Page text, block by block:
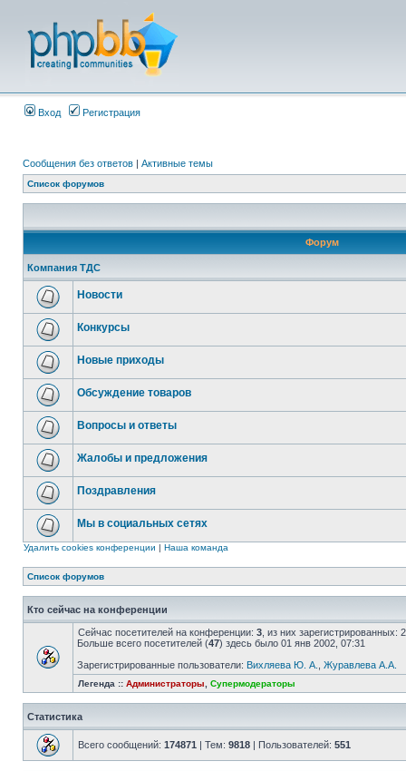
Вход Регистрация
Сообщения без ответов | Активные темы
Список форумов
Форум
Компания ТДС
Новости
Конкурсы
Новые приходы
Обсуждение товаров
Вопросы и ответы
Жалобы и предложения
Поздравления
Мы в социальных сетях
Удалить cookies конференции | Наша команда
Список форумов
Кто сейчас на конференции
Сейчас посетителей на конференции: 3 , из них
Больше всего посетителей (47) здесь было 01 янв 2002, 07:31
Зарегистрированные пользователи: Вихляева Ю. А. Журавлева А.А.
Легенда :: Администраторы Супермодераторы
Статистика
Всего сообщений: 174871 | Тем: 9818 | Пользователей: 551